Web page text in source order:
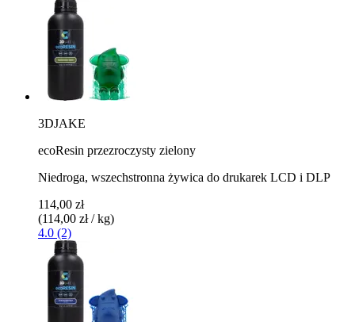
3DJAKE
ecoResin przezroczysty zielony
Niedroga, wszechstronna żywica do drukarek LCD i DLP
114,00 zł
(114,00 zł / kg)
4.0 (2)